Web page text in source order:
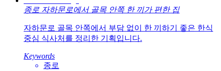
종로 자하문로에서 골목 안쪽 한 끼가 편한 집
자하문로 골목 안쪽에서 부담 없이 한 끼하기 좋은 한식
중심 식사처를 정리한 기획입니다.
Keywords
종로